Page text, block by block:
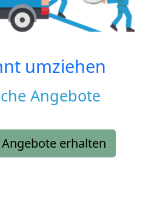
umziehen
Angebote
erhalten